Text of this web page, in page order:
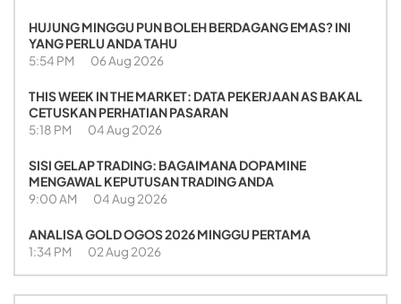
HUJUNG MINGGU PUN BOLEH BERDAGANG EMAS? INI
YANG PERLU ANDA TAHU
5:54 PM 06 Aug 2026
THIS WEEK IN THE MARKET: DATA PEKERJAAN AS BAKAL
CETUSKAN PERHATIAN PASARAN
5:18 PM 04 Aug 2026
SISI GELAP TRADING: BAGAIMANA DOPAMINE
MENGAWAL KEPUTUSAN TRADING ANDA
9:00 AM 04 Aug 2026
ANALISA GOLD OGOS 2026 MINGGU PERTAMA
1:34 PM 02 Aug 2026